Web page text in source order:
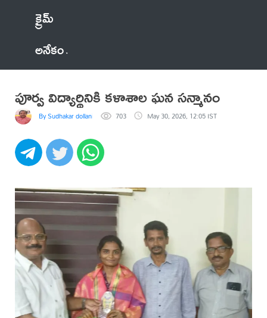
క్రైమ్
అనేకం
పూర్వ విద్యార్థినికి కళాశాల ఘన సన్మానం
By Sudhakar dollani 703 May 30, 2026, 12:05 IST